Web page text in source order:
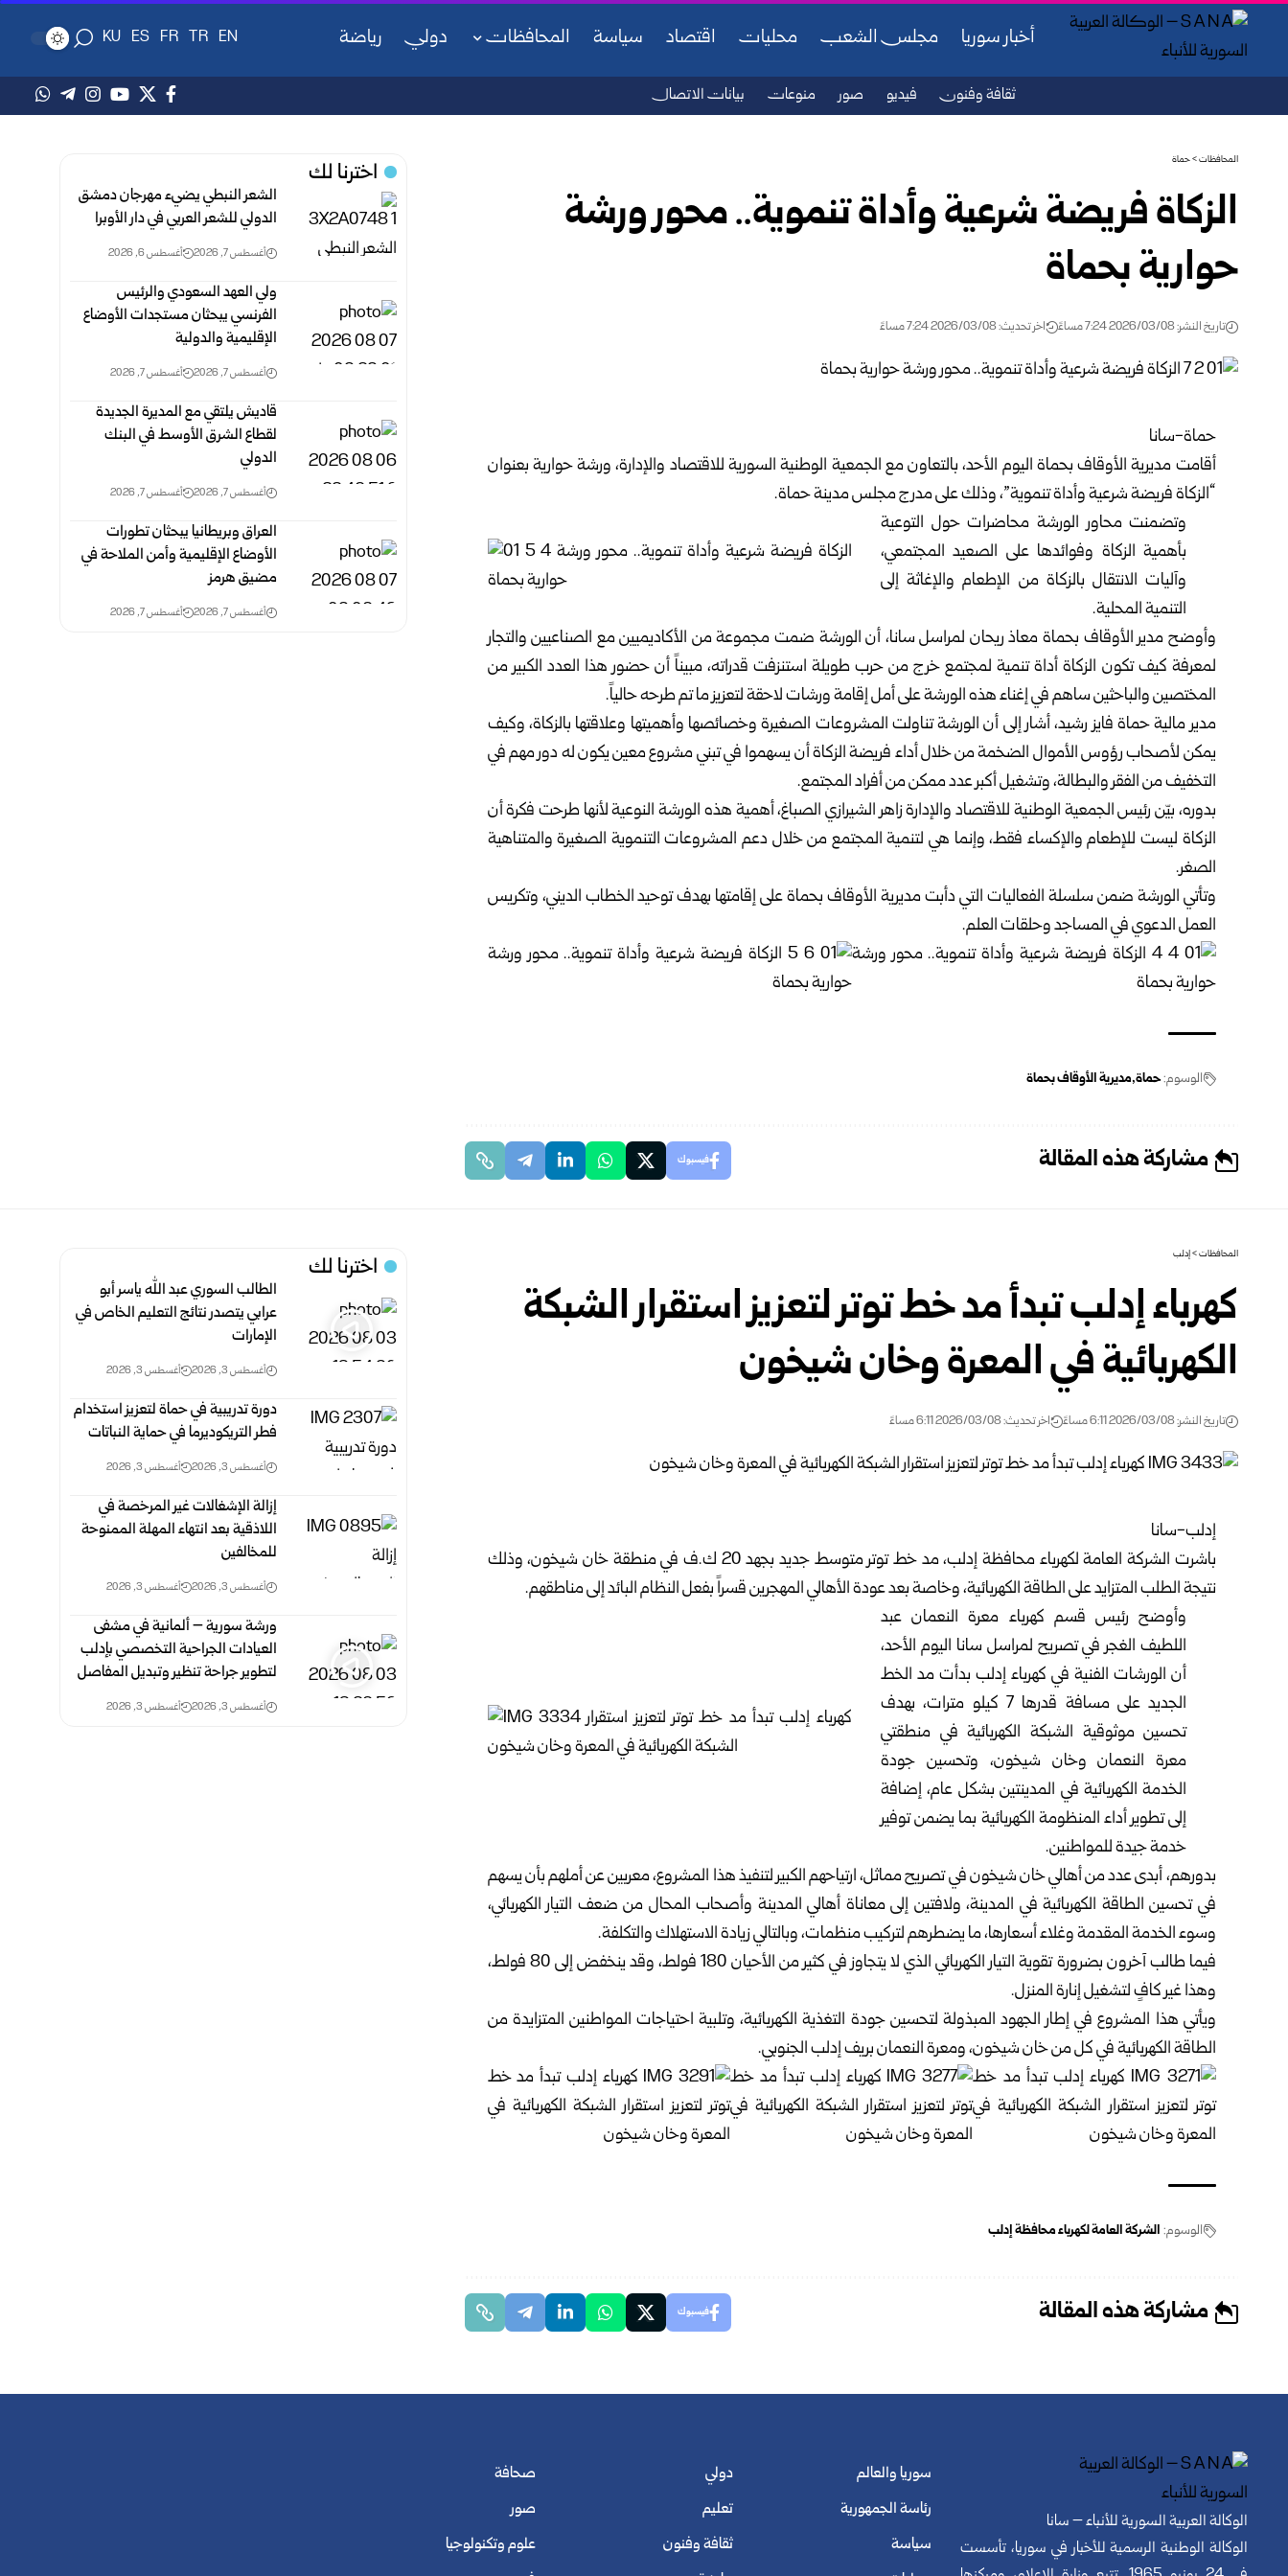
أخبار سوريا مجلس الشعب محليات اقتصاد سياسة المحافظات دولي رياضة EN
TR
FR
ES
KU
ثقافة وفنون فيديو صور منوعات بيانات الاتصال
المحافظات>حماة
الزكاة فريضة شرعية وأداة تنموية.. محور ورشة
حوارية بحماة
تاريخ النشر: 2026/03/08 7:24 مساءً اخر تحديث: 2026/03/08 7:24 مساءً
حماة-سانا
أقامت مديرية الأوقاف بحماة اليوم الأحد، بالتعاون مع الجمعية الوطنية السورية للاقتصاد والإدارة، ورشة حوارية بعنوان
“الزكاة فريضة شرعية وأداة تنموية”، وذلك على مدرج مجلس مدينةحماة.
وتضمنت محاور الورشة محاضرات حول التوعية
بأهمية الزكاة وفوائدها على الصعيد المجتمعي،
وآليات الانتقال بالزكاة من الإطعام والإغاثة إلى
التنمية المحلية.
وأوضح مدير الأوقاف بحماة معاذ ريحان لمراسل سانا، أن الورشة ضمت مجموعة من الأكاديميين مع الصناعيين والتجار
لمعرفة كيف تكون الزكاة أداة تنمية لمجتمع خرج من حرب طويلة استنزفت قدراته، مبيناً أن حضور هذا العدد الكبير من
المختصين والباحثين ساهم في إغناء هذه الورشة على أمل إقامة ورشات لاحقة لتعزيز ما تم طرحه حالياً.
مدير مالية حماة فايز رشيد، أشار إلى أن الورشة تناولت المشروعات الصغيرة وخصائصها وأهميتها وعلاقتها بالزكاة، وكيف
يمكن لأصحاب رؤوس الأموال الضخمة من خلال أداء فريضة الزكاة أن يسهموا في تبني مشروع معين يكون له دور مهم في
التخفيف من الفقر والبطالة، وتشغيل أكبر عدد ممكن من أفراد المجتمع.
بدوره، بيّن رئيس الجمعية الوطنية للاقتصاد والإدارة زاهر الشيرازي الصباغ، أهمية هذه الورشة النوعية لأنها طرحت فكرة أن
الزكاة ليست للإطعام والإكساء فقط، وإنما هي لتنمية المجتمع من خلال دعم المشروعات التنموية الصغيرة والمتناهية
الصغر.
وتأتي الورشة ضمن سلسلة الفعاليات التي دأبت مديرية الأوقاف بحماة على إقامتها بهدف توحيد الخطاب الديني، وتكريس
العمل الدعوي في المساجد وحلقات العلم.
الوسوم:حماة مديرية الأوقاف بحماة
مشاركة هذه المقالة فيسبوك
اخترنا لك
الشعر النبطي يضيء مهرجان دمشق
الدولي للشعر العربي في دار الأوبرا
أغسطس 7, 2026 أغسطس 6, 2026
ولي العهد السعودي والرئيس
الفرنسي يبحثان مستجدات الأوضاع
الإقليمية والدولية
أغسطس 7, 2026 أغسطس 7, 2026
قاديش يلتقي مع المديرة الجديدة
لقطاع الشرق الأوسط في البنك
الدولي
أغسطس 7, 2026 أغسطس 7, 2026
العراق وبريطانيا يبحثان تطورات
الأوضاع الإقليمية وأمن الملاحة في
مضيق هرمز
أغسطس 7, 2026 أغسطس 7, 2026
المحافظات>إدلب
كهرباء إدلب تبدأ مد خط توتر لتعزيز استقرار الشبكة
الكهربائية في المعرة وخان شيخون
تاريخ النشر: 2026/03/08 6:11 مساءً اخر تحديث: 2026/03/08 6:11 مساءً
إدلب-سانا
باشرت الشركة العامة لكهرباء محافظة إدلب، مد خط توتر متوسط جديد بجهد 20 ك.ف في منطقة خان شيخون، وذلك
نتيجة الطلب المتزايد على الطاقة الكهربائية، وخاصة بعد عودة الأهالي المهجرين قسراً بفعل النظام البائد إلى مناطقهم.
وأوضح رئيس قسم كهرباء معرة النعمان عبد
اللطيف الغجر في تصريح لمراسل سانا اليوم الأحد،
أن الورشات الفنية في كهرباء إدلب بدأت مد الخط
الجديد على مسافة قدرها 7 كيلو مترات، بهدف
تحسين موثوقية الشبكة الكهربائية في منطقتي
معرة النعمان وخان شيخون، وتحسين جودة
الخدمة الكهربائية في المدينتين بشكل عام، إضافة
إلى تطوير أداء المنظومة الكهربائية بما يضمن توفير
خدمة جيدة للمواطنين.
بدورهم، أبدى عدد من أهالي خان شيخون في تصريح مماثل، ارتياحهم الكبير لتنفيذ هذا المشروع، معربين عن أملهم بأن يسهم
في تحسين الطاقة الكهربائية في المدينة، ولافتين إلى معاناة أهالي المدينة وأصحاب المحال من ضعف التيار الكهربائي،
وسوء الخدمة المقدمة وغلاء أسعارها، ما يضطرهم لتركيب منظمات، وبالتالي زيادة الاستهلاك والتكلفة.
فيما طالب آخرون بضرورة تقوية التيار الكهربائي الذي لا يتجاوز في كثير من الأحيان 180 فولط، وقد ينخفض إلى 80 فولط،
وهذا غير كافٍ لتشغيل إنارة المنزل.
ويأتي هذا المشروع في إطار الجهود المبذولة لتحسين جودة التغذية الكهربائية، وتلبية احتياجات المواطنين المتزايدة من
الطاقة الكهربائية في كل من خان شيخون، ومعرة النعمان بريفإدلبالجنوبي.
الوسوم: الشركة العامة لكهرباء محافظة إدلب
مشاركة هذه المقالة فيسبوك
اخترنا لك
الطالب السوري عبد الله ياسر أبو
عرابي يتصدر نتائج التعليم الخاص في
الإمارات
أغسطس 3, 2026 أغسطس 3, 2026
دورة تدريبية في حماة لتعزيز استخدام
فطر التريكوديرما في حماية النباتات
أغسطس 3, 2026 أغسطس 3, 2026
إزالة الإشغالات غير المرخصة في
اللاذقية بعد انتهاء المهلة الممنوحة
للمخالفين
أغسطس 3, 2026 أغسطس 3, 2026
ورشة سورية – ألمانية في مشفى
العيادات الجراحية التخصصي بإدلب
لتطوير جراحة تنظير وتبديل المفاصل
أغسطس 3, 2026 أغسطس 3, 2026
الوكالة العربية السورية للأنباء – سانا
الوكالة الوطنية الرسمية للأخبار في سوريا، تأسست
سوريا والعالم
رئاسة الجمهورية
سياسة
دولي
تعليم
ثقافة وفنون
صحافة
صور
علوم وتكنولوجيا